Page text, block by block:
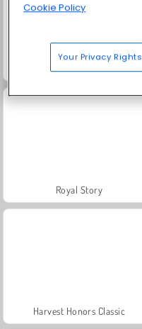
Scala 40
Royal Story
Harvest Honors Classic
Cookie Policy
Your Privacy Rights